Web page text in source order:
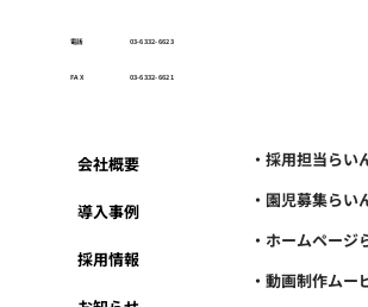
電話
FAX
03-6332-6623
03-6332-6621
会社概要
導入事例
採用情報
・採用担当らい
・園児募集らい
・動画制作ムー
・ホームページ